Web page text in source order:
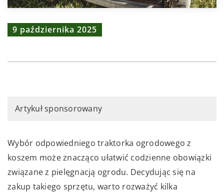
9 października 2025
Artykuł sponsorowany
Wybór odpowiedniego traktorka ogrodowego z
koszem może znacząco ułatwić codzienne obowiązki
związane z pielęgnacją ogrodu. Decydując się na
zakup takiego sprzętu, warto rozważyć kilka